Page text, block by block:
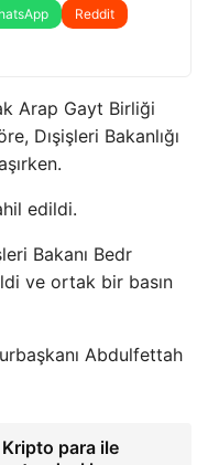
Reddit
Arap Gayt Birliği
Dışişleri Bakanlığı
edildi.
Bakanı Bedr
ve ortak bir basın
Abdulfettah
Kripto para ile